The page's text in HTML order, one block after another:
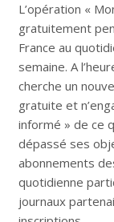
L’opération «
gratuitement
France au
semaine. A
cherche un
gratuite et
informé » de ce
dépassé ses
abonnements
quotidienne
journaux